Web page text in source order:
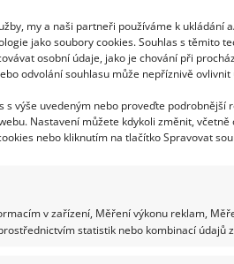
my a naši partneři používáme k ukládání
jako soubory cookies. Souhlas s těmito
osobní údaje, jako je chování při
odvolání souhlasu může nepříznivě
s výše uvedeným nebo proveďte podrobnější
Nastavení můžete kdykoli změnit, včetně
nebo kliknutím na tlačítko Spravovat
v zařízení, Měření výkonu reklam,
statistik nebo kombinací údajů